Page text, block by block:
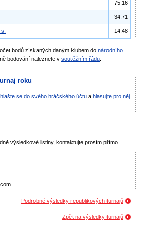
75,16
34,71
14,48
bodů získaných daným klubem do národního
bodování naleznete v soutěžním řádu
roku
se do svého hráčského účtu a hlasujte pro něj
výsledkové listiny, kontaktujte prosím přímo
Podrobné výsledky republikových turnajů
Zpět na výsledky turnajů